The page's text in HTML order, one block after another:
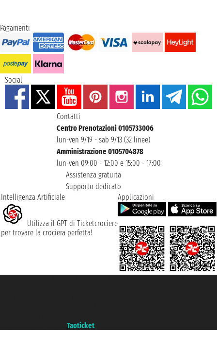
Pagamenti
Social
Contatti
Centro Prenotazioni 0105733006
lun-ven 9/19 - sab 9/13 (32 linee)
Amministrazione 0105704878
lun-ven 09:00 - 12:00 e 15:00 - 17:00
Assistenza gratuita
Supporto dedicato
Intelligenza Artificiale
Utilizza il GPT di Ticketcrociere
per trovare la crociera perfetta!
Applicazioni
Taoticket